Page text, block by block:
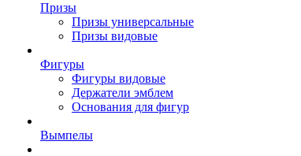
Призы
Призы универсальные
Призы видовые
Фигуры
Фигуры видовые
Держатели эмблем
Основания для фигур
Вымпелы